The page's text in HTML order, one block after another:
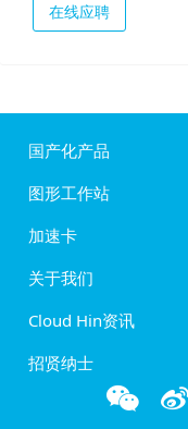
在线应聘
国产化产品
图形工作站
加速卡
关于我们
Cloud Hin资讯
招贤纳士